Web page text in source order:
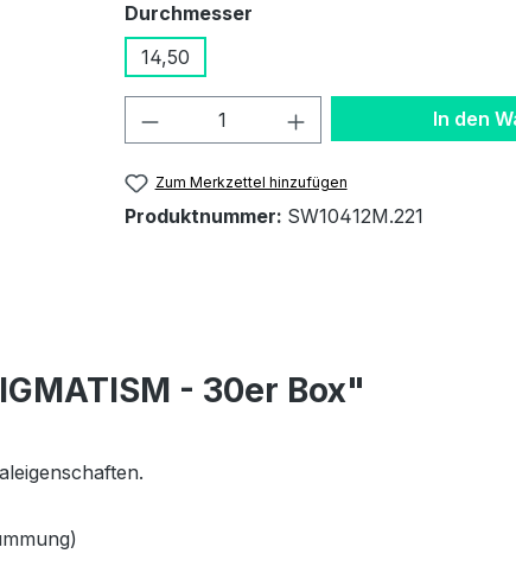
Durchmesser
14,50
Produkt Anzahl: Gib den
In den
Zum Merkzettel hinzufügen
Produktnummer: SW10412M.221
- 30er Box"